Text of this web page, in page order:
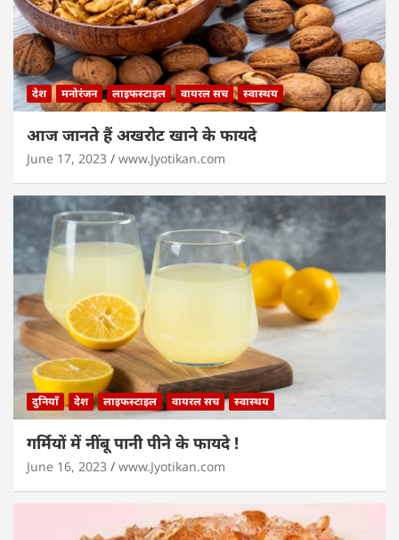
देश मनोरंजन लाइफस्टाइल वायरल सच स्वास्थय
आज जानते हैं अखरोट खाने के फायदे
June 17, 2023 www.Jyotikan.com
दुनियाँ देश लाइफस्टाइल वायरल सच स्वास्थय
गर्मियों में नींबू पानी पीने के फायदे !
June 16, 2023 www.Jyotikan.com